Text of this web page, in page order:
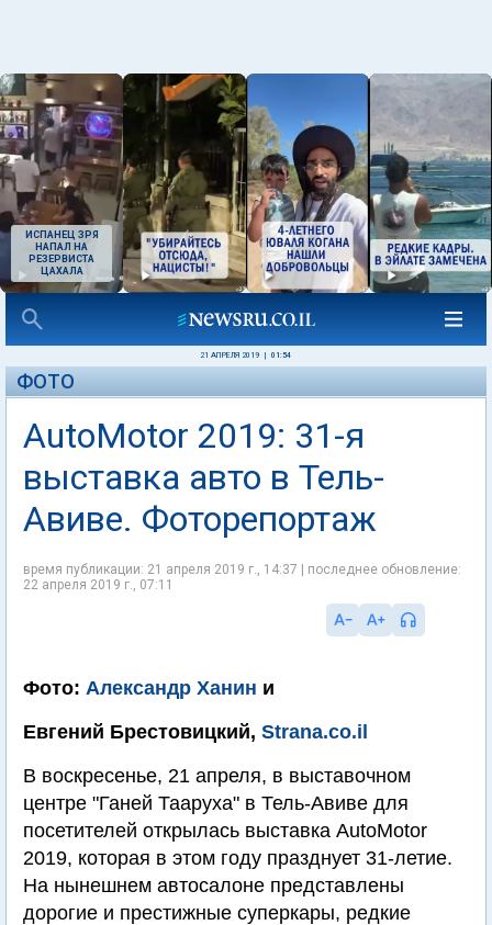
ИСПАНЕЦ ЗРЯ
НАПАЛ НА
РЕЗЕРВИСТА
ЦАХАЛА
21 АПРЕЛЯ 2019 01:54
ФОТО
AutoMotor 2019: 31-я
выставка авто в Тель-
Авиве. Фоторепортаж
время публикации: 21 апреля 2019 г., 14:37 | последнее обновление:
22 апреля 2019 г., 07:11
Фото: Александр Ханин и
Евгений Брестовицкий, Strana.co.il
В воскресенье, 21 апреля, в выставочном
центре "Ганей Тааруха" в Тель-Авиве для
посетителей открылась выставка AutoMotor
2019, которая в этом году празднует 31-летие.
На нынешнем автосалоне представлены
дорогие и престижные суперкары, редкие